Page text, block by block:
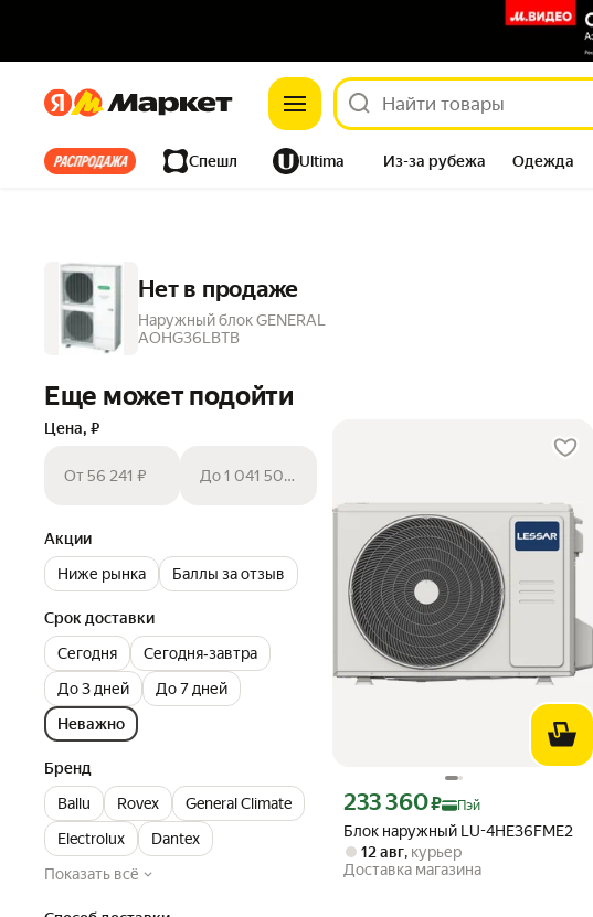
ЯндексЯндекс
Все хиты Спешл Ultima Из-за рубежа Одежда
Нет в продаже
Наружный блок GENERAL
AOHG36LBTB
Еще может подойти
Цена, ₽
От 56 241 ₽ До 1 041 500 ₽
Акции
Ниже рынка
Баллы за отзыв
Срок доставки
Сегодня
Сегодня‐завтра
До 3 дней
До 7 дней
Неважно
Бренд
Ballu
Rovex
General Climate
Electrolux
Dantex
Показать всё
Блок наружный LU-4HE36FME2
Цена с картой Яндекс Пэй 233360 ₽
233 360₽ Пэй
12 авг, курьер
Доставка магазина